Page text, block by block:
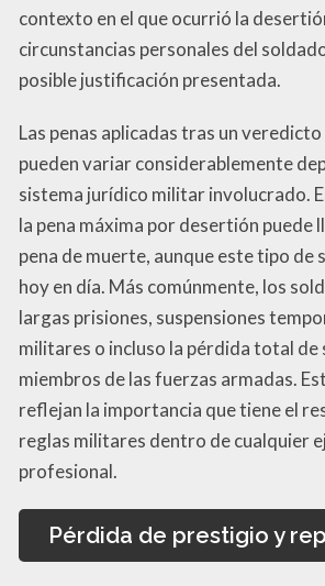
contexto en el que ocurrió la
circunstancias personales del
posible justificación presentada.
Las penas aplicadas tras un
pueden variar considerablemente
sistema jurídico militar involucrado.
la pena máxima por desertión puede
pena de muerte, aunque este tipo de
hoy en día. Más comúnmente, los
largas prisiones, suspensiones
militares o incluso la pérdida total de
miembros de las fuerzas armadas.
reflejan la importancia que tiene el
reglas militares dentro de cualquier
profesional.
Pérdida de prestigio y